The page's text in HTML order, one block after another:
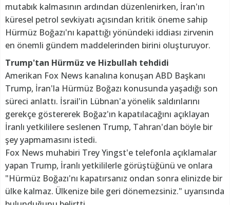
mutabık kalmasının ardından düzenlenirken, İran'ın
küresel petrol sevkiyatı açısından kritik öneme sahip
Hürmüz Boğazı'nı kapattığı yönündeki iddiası zirvenin
en önemli gündem maddelerinden birini oluşturuyor.
Trump'tan Hürmüz ve Hizbullah tehdidi
Amerikan Fox News kanalına konuşan ABD Başkanı
Trump, İran'la Hürmüz Boğazı konusunda yaşadığı son
süreci anlattı. İsrail'in Lübnan'a yönelik saldırılarını
gerekçe göstererek Boğaz'ın kapatılacağını açıklayan
İranlı yetkililere seslenen Trump, Tahran'dan böyle bir
şey yapmamasını istedi.
Fox News muhabiri Trey Yingst'e telefonla açıklamalar
yapan Trump, İranlı yetkililerle görüştüğünü ve onlara
"Hürmüz Boğazı'nı kapatırsanız ondan sonra elinizde bir
ülke kalmaz. Ülkenize bile geri dönemezsiniz." uyarısında